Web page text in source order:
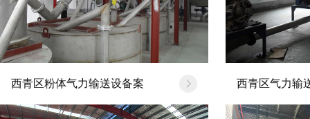
西青区粉体气力输送设备案 西青区气力输